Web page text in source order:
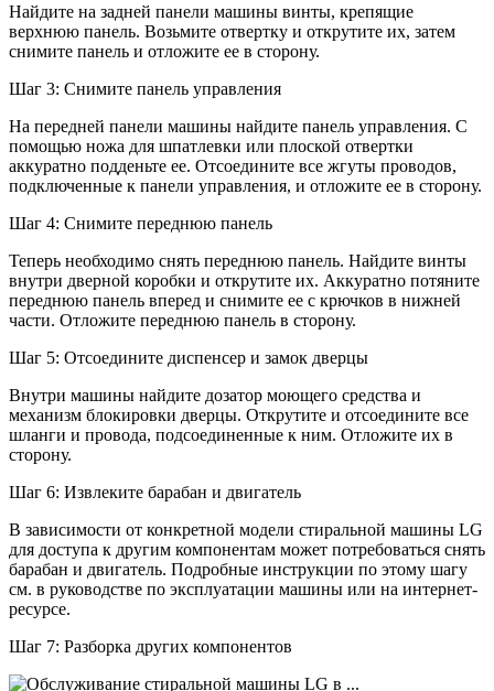
Найдите на задней панели машины винты, крепящие
верхнюю панель. Возьмите отвертку и открутите их, затем
снимите панель и отложите ее в сторону.
Шаг 3: Снимите панель управления
На передней панели машины найдите панель управления. С
помощью ножа для шпатлевки или плоской отвертки
аккуратно подденьте ее. Отсоедините все жгуты проводов,
подключенные к панели управления, и отложите ее в сторону.
Шаг 4: Снимите переднюю панель
Теперь необходимо снять переднюю панель. Найдите винты
внутри дверной коробки и открутите их. Аккуратно потяните
переднюю панель вперед и снимите ее с крючков в нижней
части. Отложите переднюю панель в сторону.
Шаг 5: Отсоедините диспенсер и замок дверцы
Внутри машины найдите дозатор моющего средства и
механизм блокировки дверцы. Открутите и отсоедините все
шланги и провода, подсоединенные к ним. Отложите их в
сторону.
Шаг 6: Извлеките барабан и двигатель
В зависимости от конкретной модели стиральной машины LG
для доступа к другим компонентам может потребоваться снять
барабан и двигатель. Подробные инструкции по этому шагу
см. в руководстве по эксплуатации машины или на интернет-
ресурсе.
Шаг 7: Разборка других компонентов